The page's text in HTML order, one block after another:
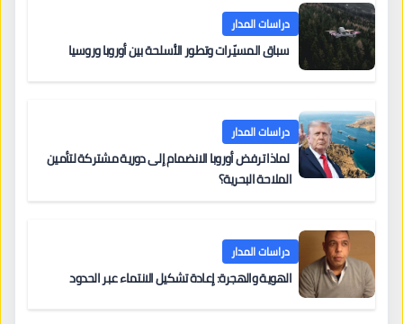
دراسات المدار
سباق المسيّرات وتطور الأسلحة بين أوروبا وروسيا
دراسات المدار
لماذا ترفض أوروبا الانضمام إلى دورية مشتركة لتأمين
الملاحة البحرية؟
دراسات المدار
الهوية والهجرة: إعادة تشكيل الانتماء عبر الحدود